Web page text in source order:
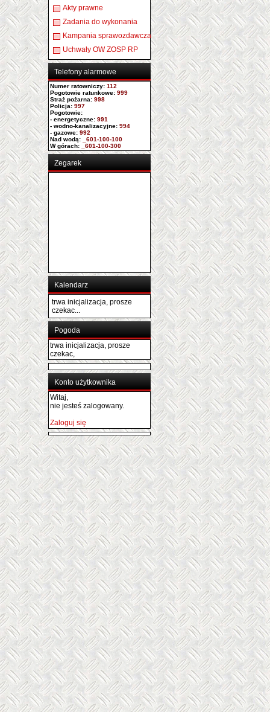
Akty prawne
Zadania do wykonania
Kampania sprawozdawcza
Uchwały OW ZOSP RP
Telefony alarmowe
Numer ratowniczy: 112
Pogotowie ratunkowe: 999
Straż pożarna: 998
Policja: 997
Pogotowie:
- energetyczne: 991
- wodno-kanalizacyjne: 994
- gazowe: 992
Nad wodą: _601-100-100
W górach: _601-100-300
Zegarek
Kalendarz
trwa inicjalizacja, prosze
czekac...
Pogoda
trwa inicjalizacja, prosze
czekac,
Konto użytkownika
Witaj,
nie jesteś zalogowany.
Zaloguj się